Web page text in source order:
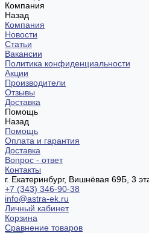
Компания
Назад
Компания
Новости
Статьи
Вакансии
Политика конфиденциальности
Акции
Производители
Отзывы
Доставка
Помощь
Назад
Помощь
Оплата и гарантия
Доставка
Вопрос - ответ
Контакты
г. Екатеринбург, Вишнёвая 69Б, 3
+7 (343) 346-90-38
info@astra-ek.ru
Личный кабинет
Корзина
Сравнение товаров